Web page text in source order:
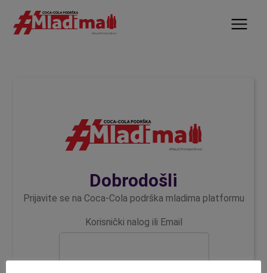
Dobrodošli
Prijavite se na Coca-Cola podrška mladima platformu
Korisnički nalog ili Email